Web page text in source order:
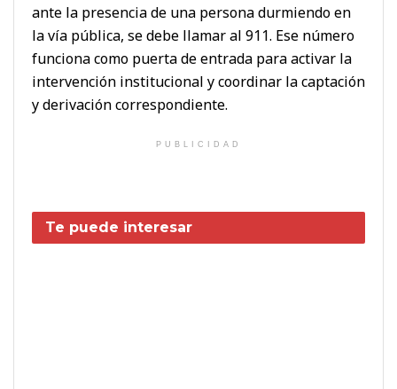
ante la presencia de una persona durmiendo en
la vía pública, se debe llamar al 911. Ese número
funciona como puerta de entrada para activar la
intervención institucional y coordinar la captación
y derivación correspondiente.
PUBLICIDAD
Te puede interesar